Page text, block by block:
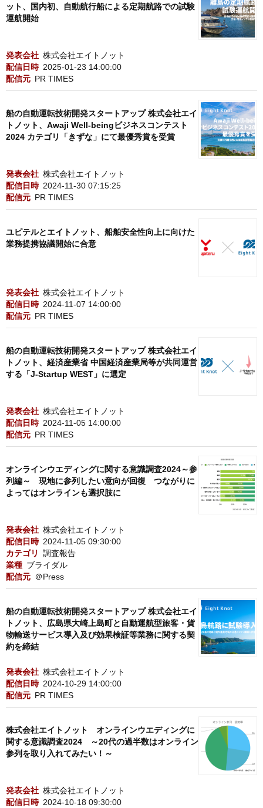
ット、国内初、自動航行船による定期航路での試験
運航開始
発表会社 株式会社エイトノット
配信日時 2025-01-23 14:00:00
配信元 PR TIMES
船の自動運転技術開発スタートアップ 株式会社エイ
トノット、Awaji Well-beingビジネスコンテスト
2024 カテゴリ「きずな」にて最優秀賞を受賞
発表会社 株式会社エイトノット
配信日時 2024-11-30 07:15:25
配信元 PR TIMES
ユピテルとエイトノット、船舶安全性向上に向けた
業務提携協議開始に合意
発表会社 株式会社エイトノット
配信日時 2024-11-07 14:00:00
配信元 PR TIMES
船の自動運転技術開発スタートアップ 株式会社エイ
トノット、経済産業省 中国経済産業局等が共同運営
する「J-Startup WEST」に選定
発表会社 株式会社エイトノット
配信日時 2024-11-05 14:00:00
配信元 PR TIMES
オンラインウエディングに関する意識調査2024～参
列編～ 現地に参列したい意向が回復 つながりに
よってはオンラインも選択肢に
発表会社 株式会社エイトノット
配信日時 2024-11-05 09:30:00
カテゴリ
調査報告
業種 ブライダル
配信元 ＠Press
船の自動運転技術開発スタートアップ 株式会社エイ
トノット、広島県大崎上島町と自動運航型旅客・貨
物輸送サービス導入及び効果検証等業務に関する契
約を締結
発表会社 株式会社エイトノット
配信日時 2024-10-29 14:00:00
配信元 PR TIMES
株式会社エイトノット オンラインウエディングに
関する意識調査2024 ～20代の過半数はオンライン
参列を取り入れてみたい！～
発表会社 株式会社エイトノット
配信日時 2024-10-18 09:30:00